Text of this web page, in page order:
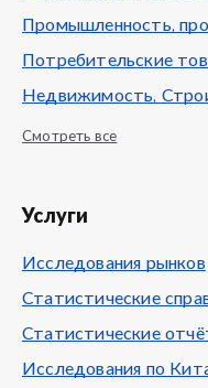
Промышленность,
Потребительские
Недвижимость,
Смотреть все
Услуги
Исследования рынков
Статистические
Статистические
Исследования по